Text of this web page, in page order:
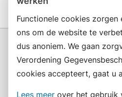
Functionele cookies
ons om de website te
dus anoniem. We gaan
Verordening
cookies accepteert, gaat u
Lees meer over het gebruik